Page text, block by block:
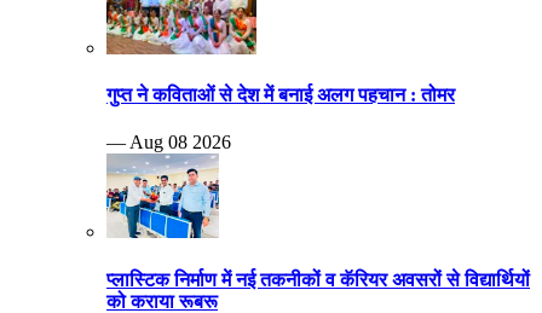
गुप्त ने कविताओं से देश में बनाई अलग पहचान : तोमर
— Aug 08 2026
प्लास्टिक निर्माण में नई तकनीकों व कॅरियर अवसरों से विद्यार्थियों
को कराया रूबरू